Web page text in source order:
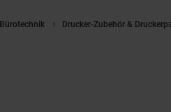
Bürotechnik Drucker-Zubehör &